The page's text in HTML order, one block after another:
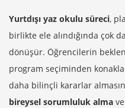
Yurtdışı yaz okulu süreci,
birlikte ele alındığında çok
dönüşür. Öğrencilerin
program seçiminden
daha bilinçli kararlar
bireysel sorumluluk alma